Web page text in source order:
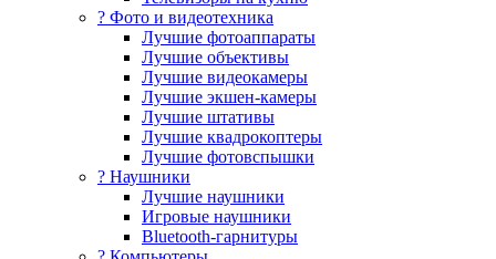
? Фото и видеотехника
Лучшие фотоаппараты
Лучшие объективы
Лучшие видеокамеры
Лучшие экшен-камеры
Лучшие штативы
Лучшие квадрокоптеры
Лучшие фотовспышки
? Наушники
Лучшие наушники
Игровые наушники
Bluetooth-гарнитуры